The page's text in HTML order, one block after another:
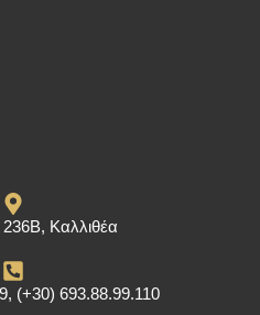
Καλλιθέα
(+30) 693.88.99.110